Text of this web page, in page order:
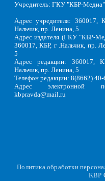
Учредитель: ГКУ "КБР-Медиа"
Адрес учредителя: 360017,
Нальчик, пр. Ленина, 5
Адрес издателя (ГКУ "КБР-
360017, КБР, г .Нальчик, пр.
5
Адрес редакции: 360017,
Нальчик, пр. Ленина, 5
Телефон редакции: 8(8662)
Адрес электронной
kbpravda@mail.ru
Политика обработки
KBP